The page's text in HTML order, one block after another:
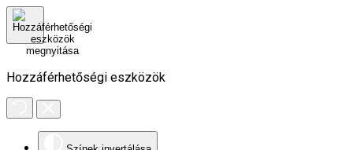
Hozzáférhetőségi eszközök